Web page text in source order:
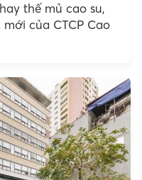
thế mủ cao su,
của CTCP Cao